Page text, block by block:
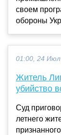
своем
обороны
01:00, 24 Июл
Житель
убийство
Суд
летнего